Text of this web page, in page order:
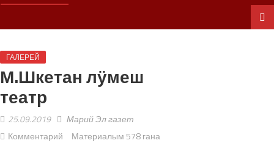
ГАЛЕРЕЙ
М.Шкетан лӱмеш
театр
25.09.2019
Марий Эл газет
Комментарий
Материалым 578 гана